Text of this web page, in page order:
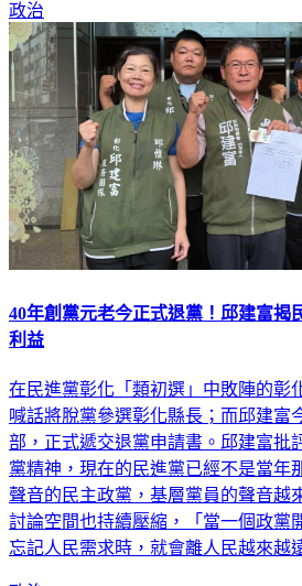
政治
40年創黨元老今正式退黨！邱建富揭
利益
在民進黨彰化「類初選」中敗陣的彰
喊話將脫黨參選彰化縣長；而邱建富
部，正式遞交退黨申請書。邱建富批
黨精神，現在的民進黨已經不是當年
聲音的民主政黨，基層黨員的聲音越
討論空間也持續壓縮，「當一個政黨
忘記人民需求時，就會離人民越來越